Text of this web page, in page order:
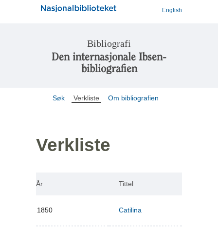
English
Bibliografi
Den internasjonale Ibsen-
bibliografien
Søk Verkliste Om bibliografien
Verkliste
År Tittel
1850 Catilina